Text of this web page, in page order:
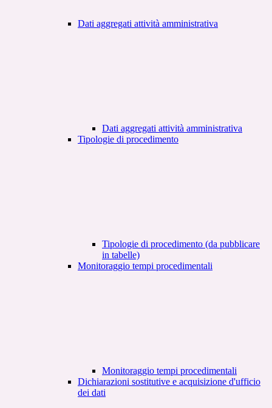
Dati aggregati attività amministrativa
Dati aggregati attività amministrativa
Tipologie di procedimento
Tipologie di procedimento (da pubblicare
in tabelle)
Monitoraggio tempi procedimentali
Monitoraggio tempi procedimentali
Dichiarazioni sostitutive e acquisizione d'ufficio
dei dati